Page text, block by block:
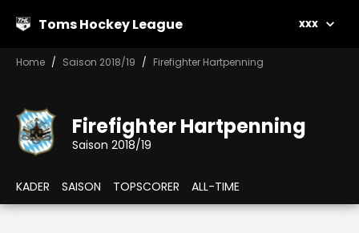
Toms Hockey League xxx
Home Saison 2018/19 Firefighter Hartpenning
Firefighter Hartpenning
Saison 2018/19
KADER SAISON TOPSCORER ALL-TIME